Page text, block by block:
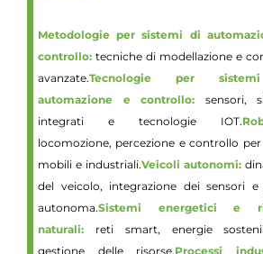
Metodologie per sistemi di
controllo: tecniche di modellazione e
avanzate.Tecnologie per
automazione e controllo: sensori,
integrati e tecnologie IOT.
locomozione, percezione e controllo
mobili e industriali.Veicoli autonomi:
del veicolo, integrazione dei sensori e
autonoma.Sistemi energetici e
naturali:
reti smart, energie
gestione delle risorse.Processi